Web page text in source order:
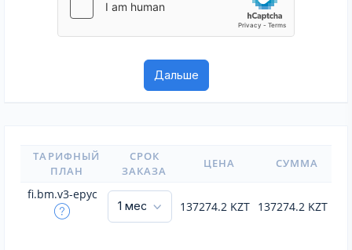
ТАРИФНЫЙ
ПЛАН
СРОК
ЗАКАЗА
ЦЕНА СУММА
fi.bm.v3-epyc
137274.2 KZT 137274.2 KZT